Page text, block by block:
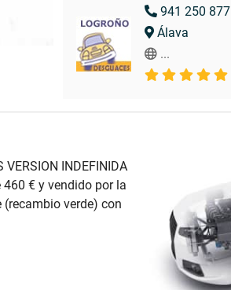
941 250 877
Álava
...
INDEFINIDA
€ y vendido por la
(recambio verde) con